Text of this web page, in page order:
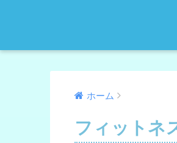
ホーム
フィットネ